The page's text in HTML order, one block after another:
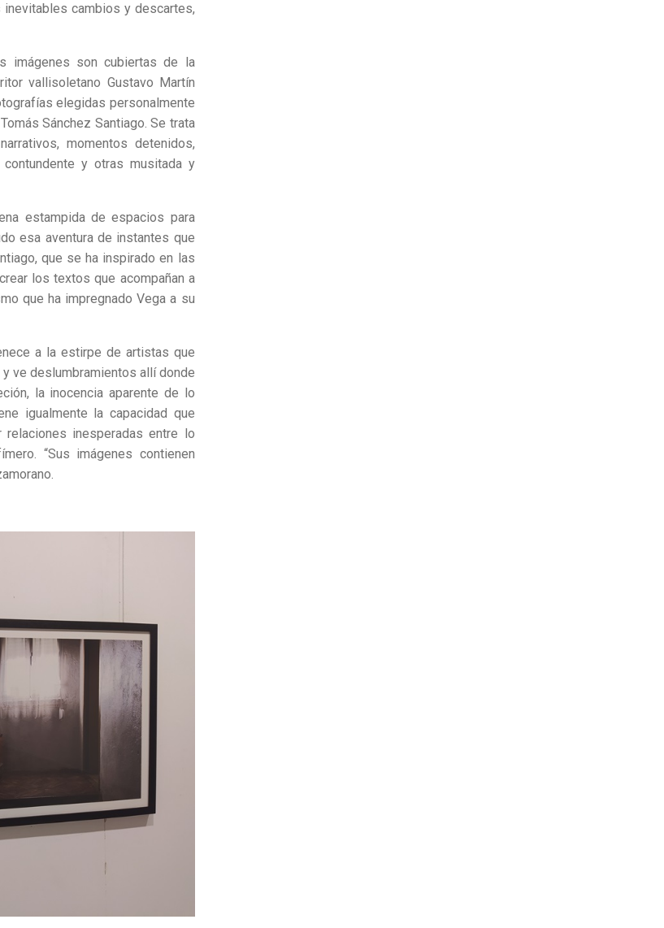
cambios y descartes,
imágenes son cubiertas de la
vallisoletano Gustavo Martín
elegidas personalmente
Sánchez Santiago. Se trata
momentos detenidos,
y otras musitada y
estampida de espacios para
esa aventura de instantes que
que se ha inspirado en las
los textos que acompañan a
que ha impregnado Vega a su
a la estirpe de artistas que
ve deslumbramientos allí donde
la inocencia aparente de lo
igualmente la capacidad que
inesperadas entre lo
“Sus imágenes contienen